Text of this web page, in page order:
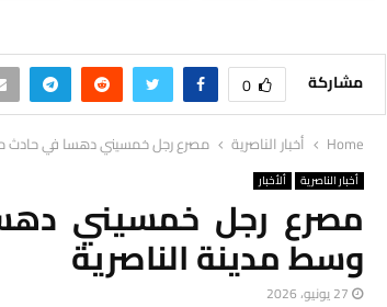
مشاركة 0
Home أخبار الناصرية مصرع رجل خمسيني دهسا في حادث
أخبار الناصرية ألأخبار
مصرع رجل خمسيني
وسط مدينة الناصرية
27 يونيو، 2026